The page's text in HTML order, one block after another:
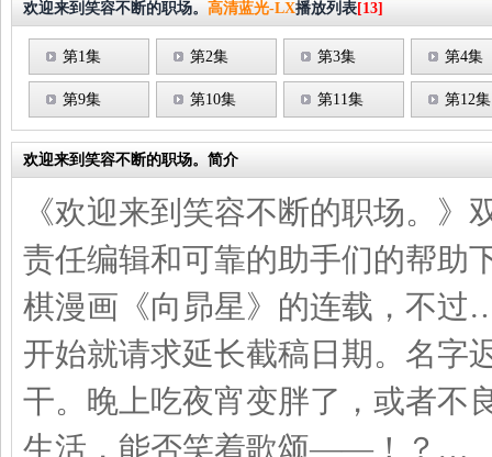
欢迎来到笑容不断的职场。 高清蓝光-LX播放列表[13]
第1集 第2集 第3集 第4集
第9集 第10集 第11集 第12集
欢迎来到笑容不断的职场。简介
《欢迎来到笑容不断的职场。
责任编辑和可靠的助手们的帮助
棋漫画《向昴星》的连载，不
开始就请求延长截稿日期。名字
干。晚上吃夜宵变胖了，或者
生活，能否笑着歌颂——！？…